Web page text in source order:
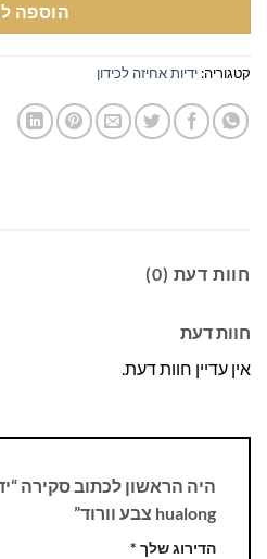
הוספה
קטגוריה: ידיות אחיזה לכידון
חוות דעת (0)
חוות דעת
אין עדיין חוות דעת.
היה הראשון לכתוב סקירה
hualong צבע וורוד”
הדירוג שלך *